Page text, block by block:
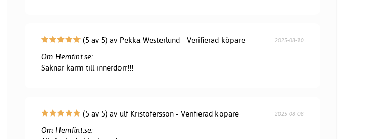
(5 av 5) av Pekka Westerlund - Verifierad köpare 2025-08-10
Om Hemfint.se:
Saknar karm till innerdörr!!!
(5 av 5) av ulf Kristofersson - Verifierad köpare 2025-08-08
Om Hemfint.se: